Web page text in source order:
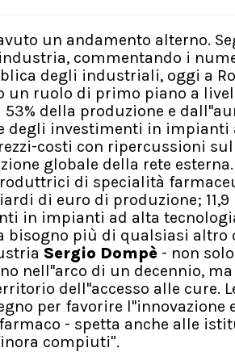
un andamento alterno.
commentando i
degli industriali, oggi a
ruolo di primo piano a
della produzione e
degli investimenti in impianti
costi con ripercussioni
globale della rete
di specialità
di euro di produzione;
in impianti ad alta
bisogno più di qualsiasi
Sergio Dompè - non
nell''arco di un decennio,
dell''accesso alle cure.
per favorire l''innovazione
- spetta anche alle
compiuti".